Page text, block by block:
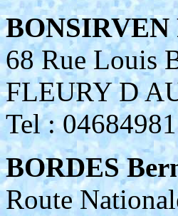
BONSIRVEN
68 Rue Louis
FLEURY D
Tel :
BORDES
Route